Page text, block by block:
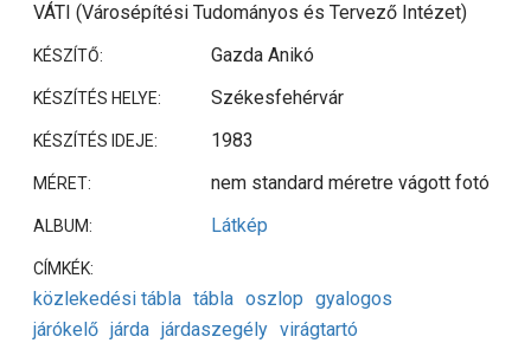
VÁTI (Városépítési Tudományos és Tervező Intézet)
KÉSZÍTŐ: Gazda Anikó
KÉSZÍTÉS HELYE: Székesfehérvár
KÉSZÍTÉS IDEJE: 1983
MÉRET: nem standard méretre vágott fotó
ALBUM: Látkép
CÍMKÉK:
közlekedési tábla tábla oszlop gyalogos
járókelő járda járdaszegély virágtartó